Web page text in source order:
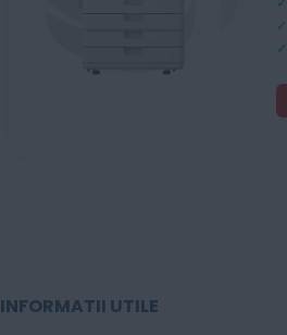
INFORMATII UTILE